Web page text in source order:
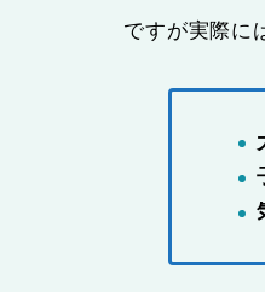
ですが実際に